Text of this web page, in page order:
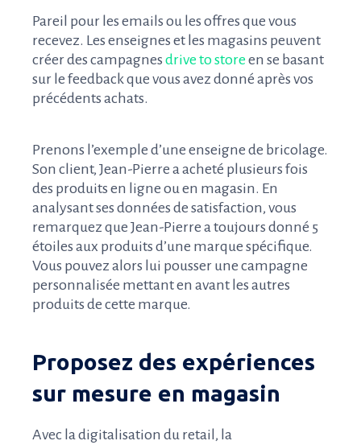
Pareil pour les emails ou les offres que vous
recevez. Les enseignes et les magasins peuvent
créer des campagnes drive to storeen se basant
sur le feedback que vous avez donné après vos
précédents achats.
Prenons l’exemple d’une enseigne de bricolage.
Son client, Jean-Pierre a acheté plusieurs fois
des produits en ligne ou en magasin. En
analysant ses données de satisfaction, vous
remarquez que Jean-Pierre a toujours donné 5
étoiles aux produits d’une marque spécifique.
Vous pouvez alors lui pousser une campagne
personnalisée mettant en avant les autres
produits de cette marque.
Proposez des expériences
sur mesure en magasin
Avec la digitalisation du retail, la